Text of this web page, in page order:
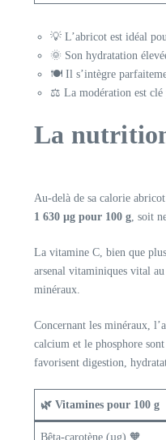
💡 L’abricot est idéal
🌞 Son hydratation
🍽️ Il s’intègre
⚖️ La modération est clé
La
Au-delà de sa calorie
1 630 µg pour 100 g, soit
La vitamine C, bien que
arsenal vitaminiques vital
minéraux.
Concernant les minéraux,
calcium et le phosphore
favorisent digestion,
🌿 Vitamines pour 100 g
Bêta-carotène (µg) 🧡